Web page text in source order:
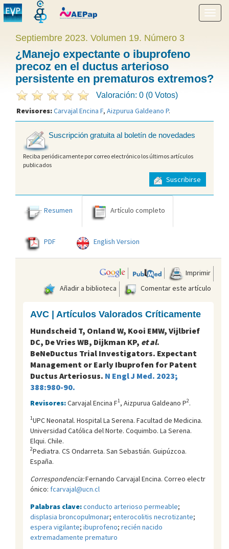
menú
Septiembre 2023. Volumen 19. Número 3
¿Manejo expectante o ibuprofeno
precoz en el ductus arterioso
persistente en prematuros extremos?
Valoración: 0 (0 Votos)
Revisores:Carvajal Encina F, Aizpurua Galdeano P.
Suscripción gratuita al boletín de novedades
Reciba periódicamente por correo electrónico los últimos artículos
publicados
Suscribirse
Resumen Artículo completo
PDF English Version
Imprimir
Añadir a biblioteca
Comentar este artículo
AVC | Artículos Valorados Críticamente
Hundscheid T, Onland W, Kooi EMW, Vijlbrief
DC, De Vries WB, Dijkman KP, et al.
BeNeDuctus Trial Investigators. Expectant
Management or Early Ibuprofen for Patent
Ductus Arteriosus. N Engl J Med. 2023;
388:980-90.
Revisores:Carvajal Encina F1, Aizpurua Galdeano P2.
1UPC Neonatal. Hospital La Serena. Facultad de Medicina.
Universidad Católica del Norte. Coquimbo. La Serena.
Elqui. Chile.
2Pediatra. CS Ondarreta. San Sebastián. Guipúzcoa.
España.
Correspondencia:Fernando Carvajal Encina. Correo electr
ónico: fcarvajal@ucn.cl
Palabras clave:conducto arterioso permeable;
displasia broncopulmonar; enterocolitis necrotizante;
espera vigilante; ibuprofeno; recién nacido
extremadamente prematuro